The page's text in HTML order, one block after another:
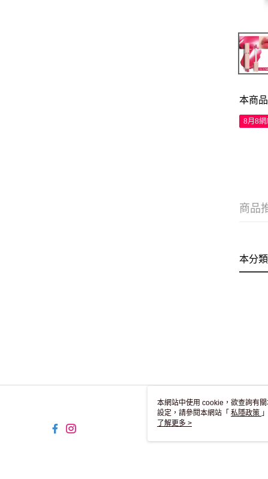
本商
8月8網
商品
本分
本網站中使用 cookie，欲查詢有
設定，請參閱本網站「 私隱政策
用 cookie。
了解更多 >